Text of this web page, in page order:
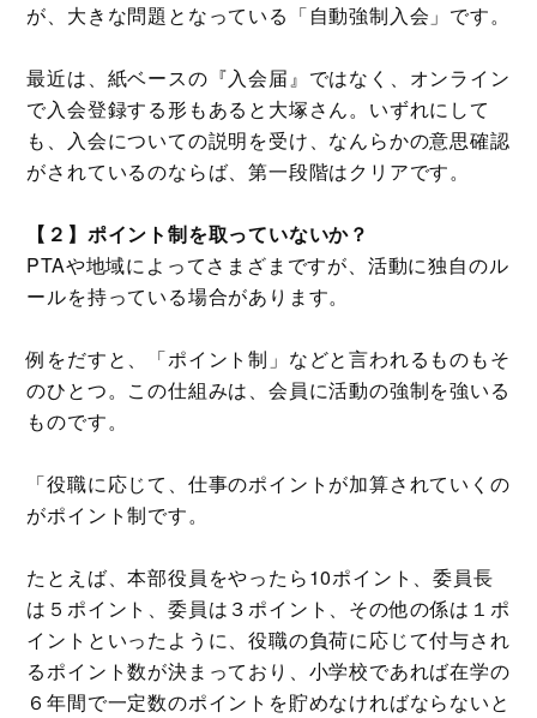
が、大きな問題となっている「自動強制入会」です。
最近は、紙ベースの『入会届』ではなく、オンライン
で入会登録する形もあると大塚さん。いずれにして
も、入会についての説明を受け、なんらかの意思確認
がされているのならば、第一段階はクリアです。
【２】ポイント制を取っていないか？
PTAや地域によってさまざまですが、活動に独自のル
ールを持っている場合があります。
例をだすと、「ポイント制」などと言われるものもそ
のひとつ。この仕組みは、会員に活動の強制を強いる
ものです。
「役職に応じて、仕事のポイントが加算されていくの
がポイント制です。
たとえば、本部役員をやったら10ポイント、委員長
は５ポイント、委員は３ポイント、その他の係は１ポ
イントといったように、役職の負荷に応じて付与され
るポイント数が決まっており、小学校であれば在学の
６年間で一定数のポイントを貯めなければならないと